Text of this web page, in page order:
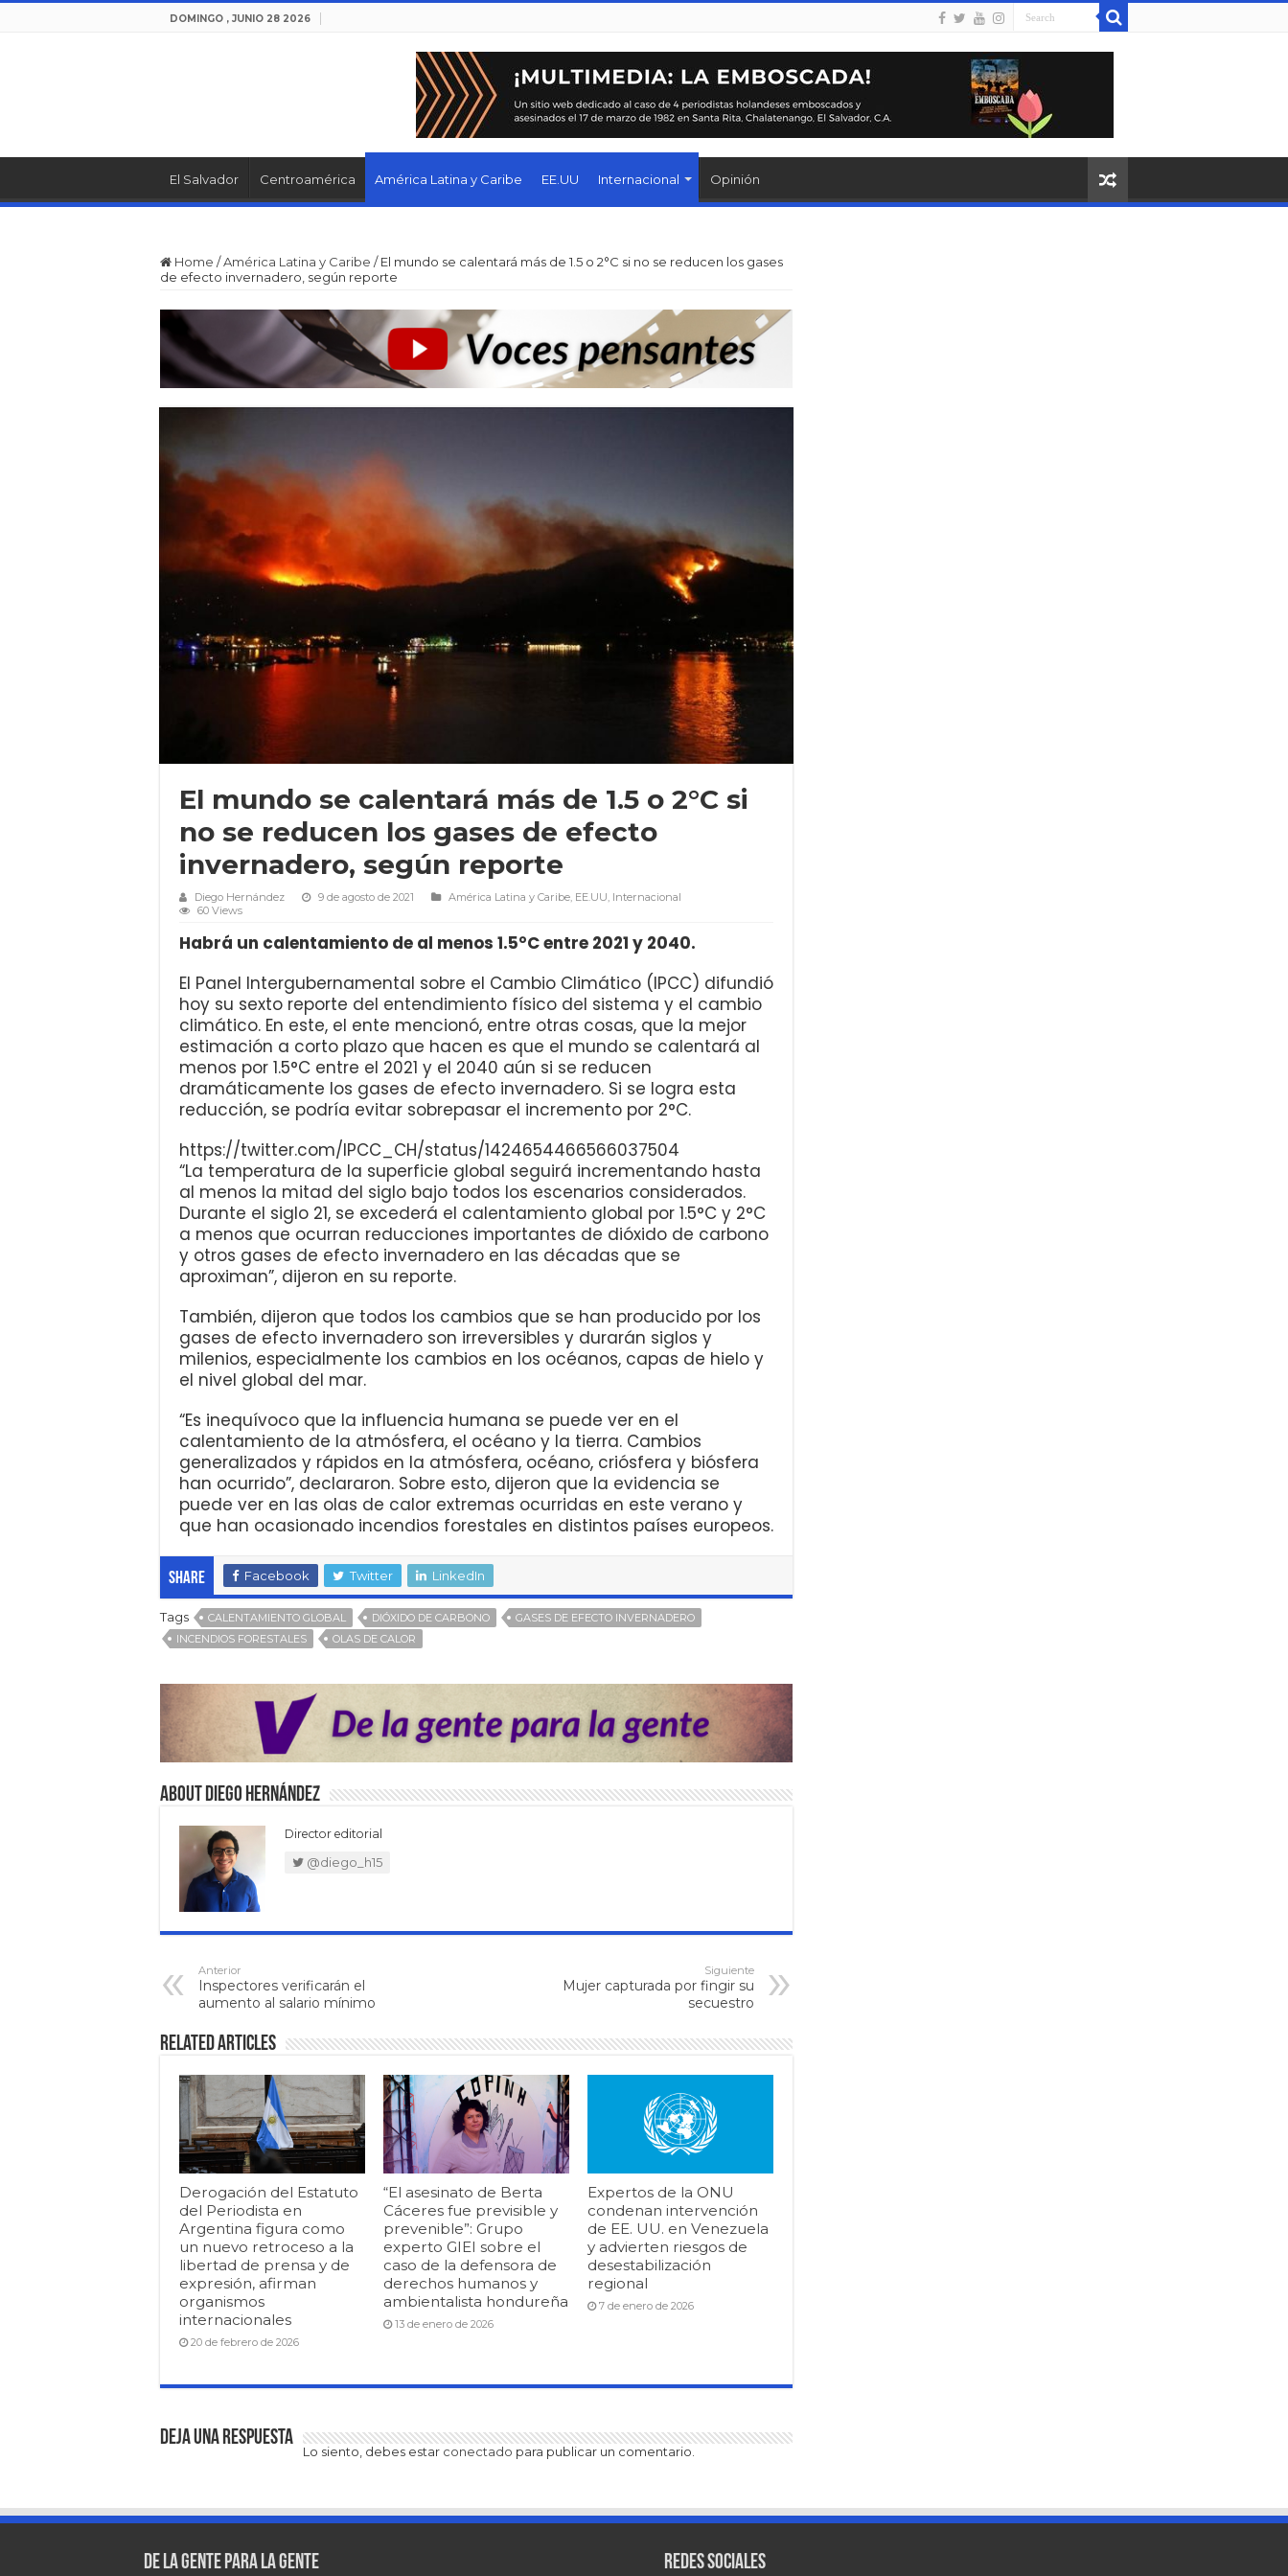
DOMINGO , JUNIO 28 2026
El Salvador Centroamérica América Latina y Caribe EE.UU Internacional Opinión
Home /América Latina y Caribe / El mundo se calentará más de 1.5 o 2°C si no se reducen los gases
de efecto invernadero, según reporte
El mundo se calentará más de 1.5 o 2°C si
no se reducen los gases de efecto
invernadero, según reporte
Diego Hernández 9 de agosto de 2021 América Latina y Caribe, EE.UU, Internacional
60 Views
Habrá un calentamiento de al menos 1.5°C entre 2021 y 2040.
El Panel Intergubernamental sobre el Cambio Climático (IPCC) difundió
hoy su sexto reporte del entendimiento físico del sistema y el cambio
climático. En este, el ente mencionó, entre otras cosas, que la mejor
estimación a corto plazo que hacen es que el mundo se calentará al
menos por 1.5°C entre el 2021 y el 2040 aún si se reducen
dramáticamente los gases de efecto invernadero. Si se logra esta
reducción, se podría evitar sobrepasar el incremento por 2°C.
https://twitter.com/IPCC_CH/status/1424654466566037504
“La temperatura de la superficie global seguirá incrementando hasta
al menos la mitad del siglo bajo todos los escenarios considerados.
Durante el siglo 21, se excederá el calentamiento global por 1.5°C y 2°C
a menos que ocurran reducciones importantes de dióxido de carbono
y otros gases de efecto invernadero en las décadas que se
aproximan”, dijeron en su reporte.
También, dijeron que todos los cambios que se han producido por los
gases de efecto invernadero son irreversibles y durarán siglos y
milenios, especialmente los cambios en los océanos, capas de hielo y
el nivel global del mar.
“Es inequívoco que la influencia humana se puede ver en el
calentamiento de la atmósfera, el océano y la tierra. Cambios
generalizados y rápidos en la atmósfera, océano, criósfera y biósfera
han ocurrido”, declararon. Sobre esto, dijeron que la evidencia se
puede ver en las olas de calor extremas ocurridas en este verano y
que han ocasionado incendios forestales en distintos países europeos.
Share Facebook Twitter LinkedIn
Tags CALENTAMIENTO GLOBAL DIÓXIDO DE CARBONO
GASES DE EFECTO INVERNADERO
INCENDIOS FORESTALES
OLAS DE CALOR
About Diego Hernández
Director editorial
@diego_h15
Anterior
Inspectores verificarán el
aumento al salario mínimo
Siguiente
Mujer capturada por fingir su
secuestro
Related Articles
Derogación del Estatuto
del Periodista en
Argentina figura como
un nuevo retroceso a la
libertad de prensa y de
expresión, afirman
organismos
internacionales
20 de febrero de 2026
“El asesinato de Berta
Cáceres fue previsible y
prevenible”: Grupo
experto GIEI sobre el
caso de la defensora de
derechos humanos y
ambientalista hondureña
13 de enero de 2026
Expertos de la ONU
condenan intervención
de EE. UU. en Venezuela
y advierten riesgos de
desestabilización
regional
7 de enero de 2026
Deja una respuesta
Lo siento, debes estar conectado para publicar un comentario.
De la gente para la gente Redes sociales